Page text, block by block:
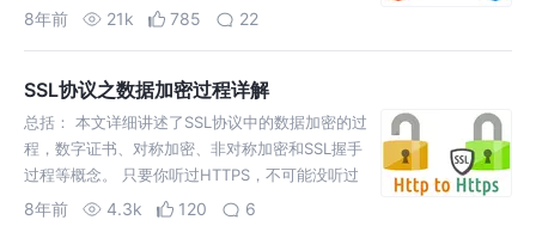
述缓存，希望能让您有所得。 天青色等烟雨，而我
个开发者…
8年前 21k 785 22
SSL协议之数据加密过程详解
总括： 本文详细讲述了SSL协议中的数据加密的过
程，数字证书、对称加密、非对称加密和SSL握手
过程等概念。 只要你听过HTTPS，不可能没听过
SSL协议吧，SSL协议是一种安全协议。对于互联
8年前 4.3k 120 6